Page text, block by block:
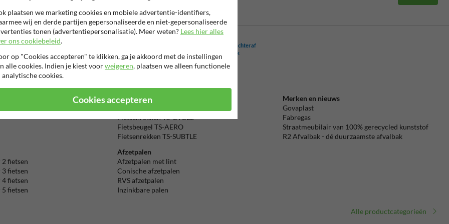
worden uitgevoerd, maar ook in
enHagenaartje.
buurtpreventieborden,
huisnummerpalen,verkeersspiegels
Betaling achteraf
is mogelijk
Fietsenrek types
Fietsenrekken TS-CYCLE
Fietsbeugel TS-AERO
Fietsenrekken TS-SUBTLE
Merken en nieuws
Govaplast
Fabregas
Straatmeubilair van 100% gerecycled kunststof
R2 Afvalbak - dé duurzaamste afvalbak
fietsen
fietsen
fietsen
fietsen
Afzetpalen
Afzetpalen met lint
Conische afzetpalen
RVS afzetpalen
Inzinkbare palen
Alle productcategorieën
plaatsen we marketing cookies en mobiele advertentie-identifiers,
wij en derde partijen gepersonaliseerde en niet-gepersonaliseerde
tonen (advertentiepersonalisatie). Meer weten? Lees hier alles
ons cookiebeleid.
op "Cookies accepteren" te klikken, ga je akkoord met de instellingen
alle cookies. Indien je kiest voorweigeren, plaatsen we alleen functionele
analytische cookies.
Cookies accepteren